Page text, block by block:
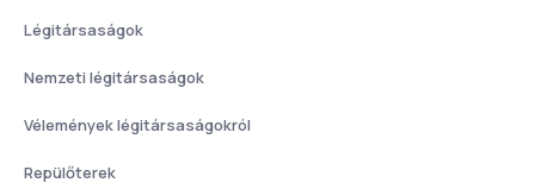
Légitársaságok
Nemzeti légitársaságok
Vélemények légitársaságokról
Repülőterek